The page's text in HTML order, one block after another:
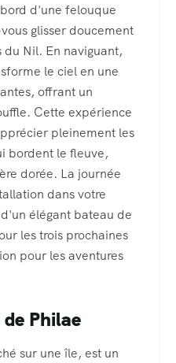
d'une felouque
glisser doucement
du Nil. En naviguant,
le ciel en une
offrant un
Cette expérience
pleinement les
bordent le fleuve,
dorée. La journée
dans votre
élégant bateau de
les trois prochaines
pour les aventures
Philae
sur une île, est un